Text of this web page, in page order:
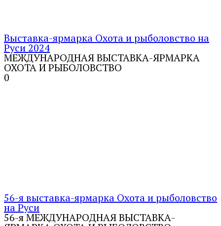
Выставка-ярмарка Охота и рыболовство на
Руси 2024
МЕЖДУНАРОДНАЯ ВЫСТАВКА-ЯРМАРКА
ОХОТА И РЫБОЛОВСТВО
0
56-я выставка-ярмарка Охота и рыболовство
на Руси
56-я МЕЖДУНАРОДНАЯ ВЫСТАВКА-